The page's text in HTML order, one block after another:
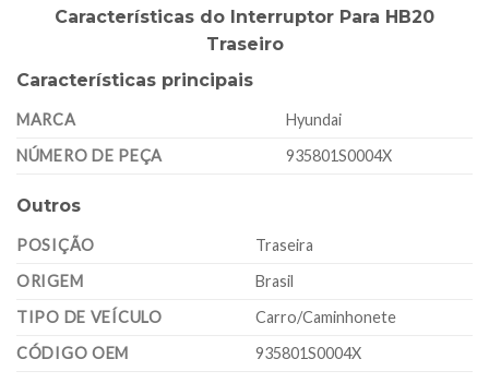
Características do Interruptor Para HB20
Traseiro
Características principais
MARCA
Hyundai
NÚMERO DE PEÇA
935801S0004X
Outros
POSIÇÃO
Traseira
ORIGEM
Brasil
TIPO DE VEÍCULO
Carro/Caminhonete
CÓDIGO OEM
935801S0004X